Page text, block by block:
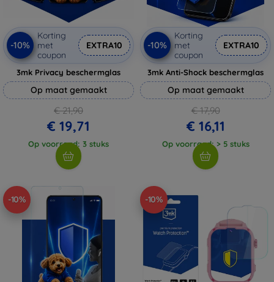
-10%
Korting
met
coupon
EXTRA10
3mk Privacy beschermglas
Op maat gemaakt
€ 21,90
€ 19,71
Op voorraad: 3 stuks
-10%
Korting
met
coupon
EXTRA10
3mk Anti-Shock beschermglas
Op maat gemaakt
€ 17,90
€ 16,11
Op voorraad: > 5 stuks
-10% -10%